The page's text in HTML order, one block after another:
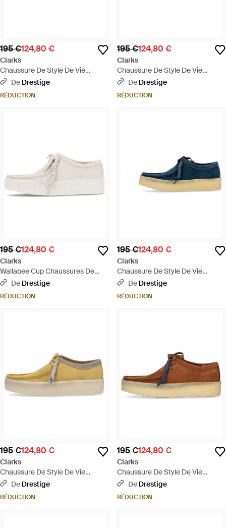
195 €124,80 €
Clarks
Chaussure De Style De Vie
Wallabee En Daim Gris Pour
Hommes - Gris
De Drestige
RÉDUCTION
195 €124,80 €
Clarks
Chaussure De Style De Vie
Wallabee Cola En Daim Pour
Hommes - Marron
De Drestige
RÉDUCTION
195 €124,80 €
Clarks
Wallabee Cup Chaussures De
Style De Vie Pour Hommes
Blanc/Nubuck - Blanc
De Drestige
RÉDUCTION
195 €124,80 €
Clarks
Chaussure De Style De Vie
Wallabee Cup Pour Hommes,
Bleu Profond - Bleu
De Drestige
RÉDUCTION
195 €124,80 €
Clarks
Chaussure De Style De Vie
Wallabee Cup Pour Hommes -
Blanc
De Drestige
RÉDUCTION
195 €124,80 €
Clarks
Chaussure De Style De Vie
Wallabee Cup Pour Hommes -
Marron
De Drestige
RÉDUCTION